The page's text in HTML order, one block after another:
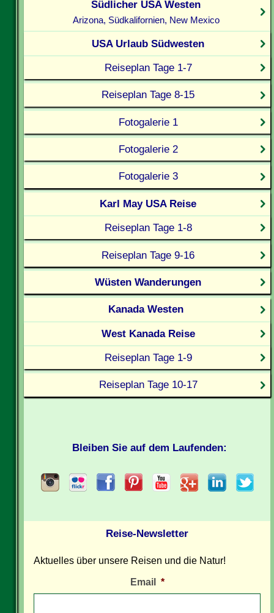
Südlicher USA Westen
Arizona, Südkalifornien, New Mexico
USA Urlaub Südwesten
Reiseplan Tage 1-7
Reiseplan Tage 8-15
Fotogalerie 1
Fotogalerie 2
Fotogalerie 3
Karl May USA Reise
Reiseplan Tage 1-8
Reiseplan Tage 9-16
Wüsten Wanderungen
Kanada Westen
West Kanada Reise
Reiseplan Tage 1-9
Reiseplan Tage 10-17
Bleiben Sie auf dem Laufenden:
Reise-Newsletter
Aktuelles über unsere Reisen und die Natur!
Email *